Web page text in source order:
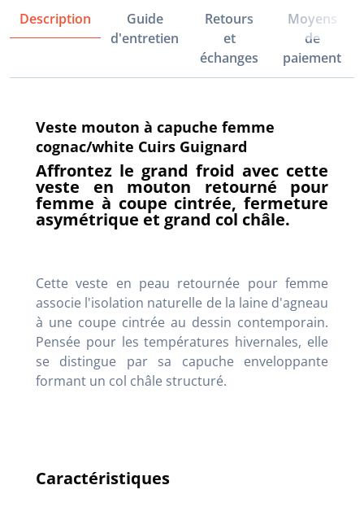
Description
Guide
d'entretien
Retours
et
échanges
Moyens
de
paiement
Veste mouton à capuche femme
cognac/white Cuirs Guignard
Affrontez le grand froid avec cette
veste en mouton retourné pour
femme à coupe cintrée, fermeture
asymétrique et grand col châle.
Cette veste en peau retournée pour femme
associe l'isolation naturelle de la laine d'agneau
à une coupe cintrée au dessin contemporain.
Pensée pour les températures hivernales, elle
se distingue par sa capuche enveloppante
formant un col châle structuré.
Caractéristiques